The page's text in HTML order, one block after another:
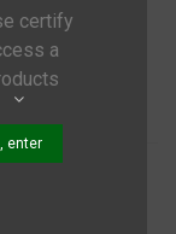
certify
a
enter